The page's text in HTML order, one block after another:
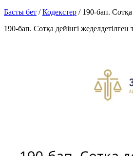
Басты бет /Кодекстер / 190-бап.
190-бап. Сотқа дейінгі